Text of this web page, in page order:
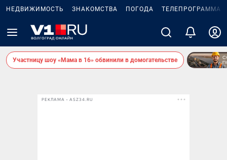
НЕДВИЖИМОСТЬ ЗНАКОМСТВА ПОГОДА ТЕЛЕПРОГРАММА
Участницу шоу «Мама в 16» обвинили в домогательстве
РЕКЛАМА • ASZ34.RU